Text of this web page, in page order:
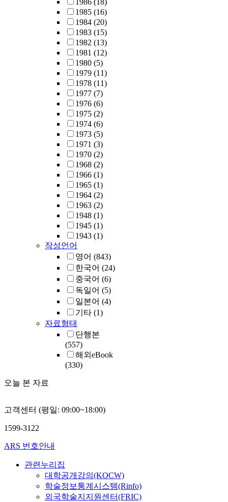
1986 (18)
1985 (16)
1984 (20)
1983 (15)
1982 (13)
1981 (12)
1980 (5)
1979 (11)
1978 (11)
1977 (7)
1976 (6)
1975 (2)
1974 (6)
1973 (5)
1971 (3)
1970 (2)
1968 (2)
1966 (1)
1965 (1)
1964 (2)
1963 (2)
1948 (1)
1945 (1)
1943 (1)
작성언어
영어 (843)
한국어 (24)
중국어 (6)
독일어 (5)
일본어 (4)
기타 (1)
자료형태
단행본
(557)
해외eBook
(330)
오늘 본 자료
고객센터 (평일: 09:00~18:00)
1599-3122
ARS 번호안내
관련누리집
대학공개강의(KOCW)
학술정보통계시스템(Rinfo)
외국학술지지원센터(FRIC)